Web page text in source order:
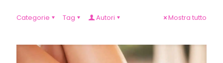
Categorie Tag Autori Mostra tutto